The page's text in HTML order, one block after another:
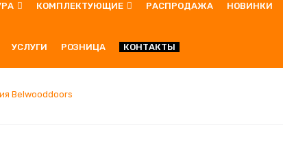
КОМПЛЕКТУЮЩИЕ РАСПРОДАЖА НОВИНКИ
УСЛУГИ РОЗНИЦА КОНТАКТЫ
Belwooddoors